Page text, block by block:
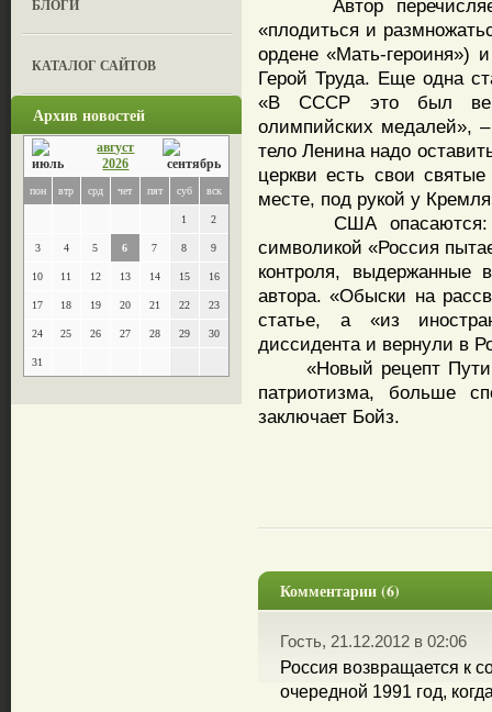
БЛОГИ
КАТАЛОГ САЙТОВ
Архив новостей
август
2026
пон втр срд чет пят суб вск
1 2
3 4 5 6 7 8 9
10 11 12 13 14 15 16
17 18 19 20 21 22 23
24 25 26 27 28 29 30
31
Автор перечисляет:
«плодиться и
ордене «Мать-героиня»)
Герой Труда. Еще одна
«В СССР это был
олимпийских медалей»,
тело Ленина надо
церкви есть свои
месте, под рукой у
США опасаются:
символикой «Россия
контроля, выдержанные
автора. «Обыски на
статье, а «из
диссидента и вернули в
«Новый рецепт
патриотизма, больше
заключает Бойз.
Комментарии (6)
Гость, 21.12.2012 в 02:06
Россия возвращается к
очередной 1991 год,